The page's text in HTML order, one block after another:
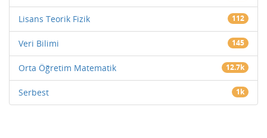
Lisans Teorik Fizik 112
Veri Bilimi 145
Orta Öğretim Matematik 12.7k
Serbest 1k